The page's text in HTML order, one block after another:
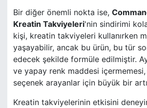
Bir diğer önemli nokta ise,
Kreatin Takviyeleri'nin sindirimi
kişi, kreatin takviyeleri kullanırken
yaşayabilir, ancak bu ürün, bu tür
edecek şekilde formüle edilmiştir.
ve yapay renk maddesi
seçenek arayanlar için büyük bir
Kreatin takviyelerinin etkisini